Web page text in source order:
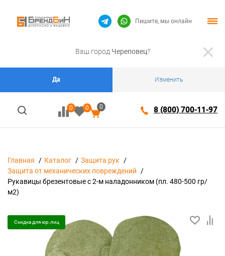
Ваш город Череповец?
Да Изменить
0 0 0 8 (800) 700-11-97
Пишите, мы онлайн
Главная Каталог
Защита рук
Защита от механических повреждений
Рукавицы брезентовые с 2-м наладонником (пл. 480-500 гр/
м2)
Скидка для юр.лиц